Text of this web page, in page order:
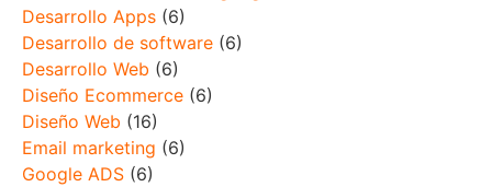
Desarrollo Apps (6)
Desarrollo de software (6)
Desarrollo Web (6)
Diseño Ecommerce (6)
Diseño Web (16)
Email marketing (6)
Google ADS (6)